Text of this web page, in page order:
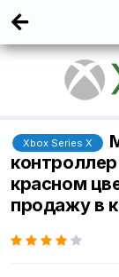
Xbox Series X
красном
продажу в